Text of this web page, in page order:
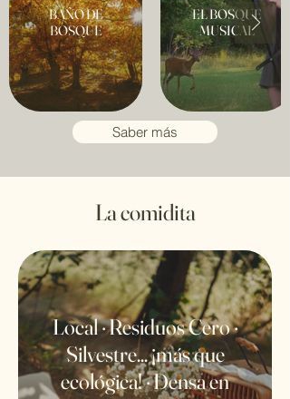
BAÑO DE
BOSQUE
EL BOSQUE
MUSICAL
Saber más
La comidita
Local · Residuos Cero ·
Silvestre... ¡más que
ecológica! · Densa en